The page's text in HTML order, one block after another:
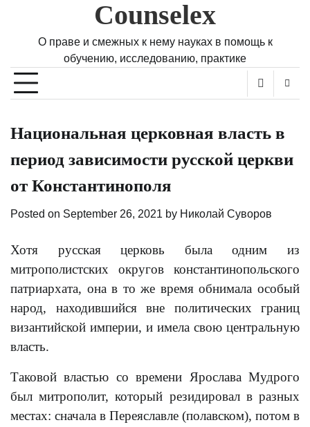
Counselex
О праве и смежных к нему науках в помощь к
обучению, исследованию, практике
Национальная церковная власть в
период зависимости русской церкви
от Константинополя
Posted on September 26, 2021 by Николай Суворов
Хотя русская церковь была одним из
митрополистских округов константинопольского
патриархата, она в то же время обнимала особый
народ, находившийся вне политических границ
византийской империи, и имела свою центральную
власть.
Таковой властью со времени Ярослава Мудрого
был митрополит, который резидировал в разных
местах: сначала в Переяславле (полавском), потом в